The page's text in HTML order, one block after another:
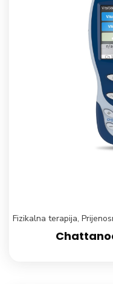
Fizikalna terapija,